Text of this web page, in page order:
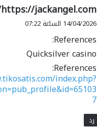
ي
ق
ل
https://jackangel.com/
14/04/2026 الساعة 07:22
References:
Quicksilver casino
References:
index.php?
7
رد